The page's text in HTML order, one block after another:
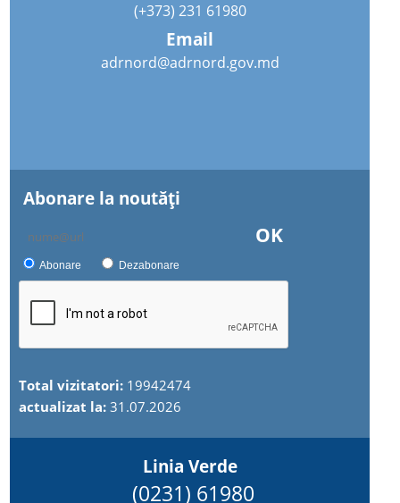
(+373) 231 61980
Email
adrnord@adrnord.gov.md
Abonare la noutăţi
OK
Abonare Dezabonare
Total vizitatori: 19942474
actualizat la:31.07.2026
Linia Verde
(0231) 61980